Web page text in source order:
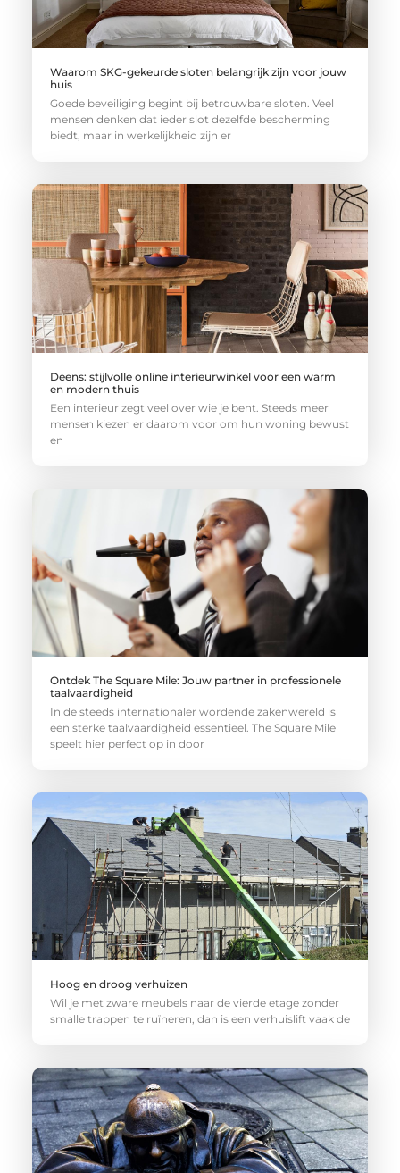
Waarom SKG-gekeurde sloten belangrijk zijn voor jouw
huis
Goede beveiliging begint bij betrouwbare sloten. Veel
mensen denken dat ieder slot dezelfde bescherming
biedt, maar in werkelijkheid zijn er
Deens: stijlvolle online interieurwinkel voor een warm
en modern thuis
Een interieur zegt veel over wie je bent. Steeds meer
mensen kiezen er daarom voor om hun woning bewust
en
Ontdek The Square Mile: Jouw partner in professionele
taalvaardigheid
In de steeds internationaler wordende zakenwereld is
een sterke taalvaardigheid essentieel. The Square Mile
speelt hier perfect op in door
Hoog en droog verhuizen
Wil je met zware meubels naar de vierde etage zonder
smalle trappen te ruïneren, dan is een verhuislift vaak de